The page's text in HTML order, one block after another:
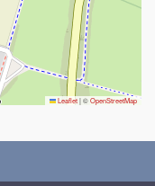
Leaflet|©OpenStreetMap